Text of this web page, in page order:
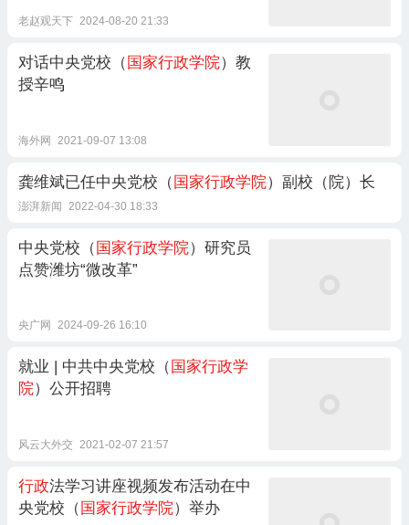
老赵观天下 2024-08-20 21:33
对话中央党校（ 国家行政学院）教
授辛鸣
海外网 2021-09-07 13:08
龚维斌已任中央党校（ 国家行政学院）副校（院）长
澎湃新闻 2022-04-30 18:33
中央党校（ 国家行政学院）研究员
点赞潍坊“微改革”
央广网 2024-09-26 16:10
就业 | 中共中央党校（ 国家行政学
院）公开招聘
风云大外交 2021-02-07 21:57
行政法学习讲座视频发布活动在中
央党校（ 国家行政学院）举办